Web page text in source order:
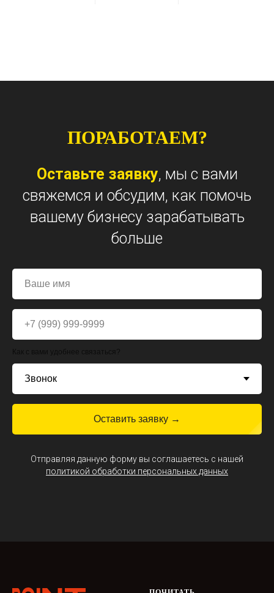
ПОРАБОТАЕМ?
Оставьте заявку , мы с вами
свяжемся и обсудим, как помочь
вашему бизнесу зарабатывать
больше
Оставить заявку →
Отправляя данную форму вы соглашаетесь с нашей
политикой обработки персональных данных